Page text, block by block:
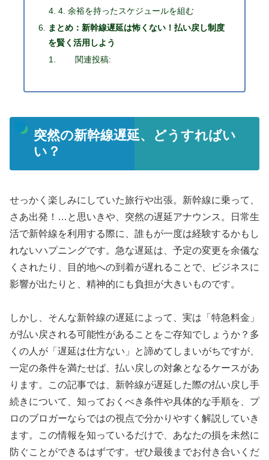
4. 余裕を持ったスケジュールを組む
まとめ：新幹線遅延は怖くない！払い戻し制度
を賢く活用しよう
関連投稿:
突然の新幹線遅延、どうすればい
い？
せっかく楽しみにしていた旅行や出張。新幹線に乗って、
さあ出発！…と思いきや、突然の遅延アナウンス。日常生
活で新幹線を利用する際に、誰もが一度は経験するかもし
れないハプニングです。急な遅延は、予定の変更を余儀な
くされたり、目的地への到着が遅れることで、ビジネスに
影響が出たりと、精神的にも負担が大きいものです。
しかし、そんな新幹線の遅延によって、実は「特急料金」
が払い戻される可能性があることをご存知でしょうか？多
くの人が「遅延は仕方ない」と諦めてしまいがちですが、
一定の条件を満たせば、払い戻しの対象となるケースがあ
ります。この記事では、新幹線が遅延した際の払い戻し手
続きについて、知っておくべき条件や具体的な手順を、プ
ロのブロガーならではの視点で分かりやすく解説していき
ます。この情報を知っているだけで、あなたの損を未然に
防ぐことができるはずです。ぜひ最後までお付き合いくだ